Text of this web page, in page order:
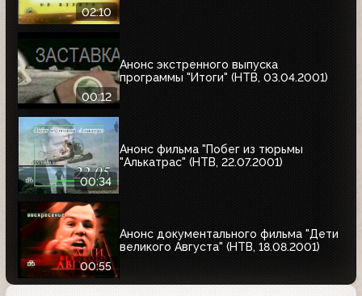
02:10
00:12
Анонс экстренного выпуска
программы "Итоги" (НТВ, 03.04.2001)
00:34
Анонс фильма "Побег из тюрьмы
"Алькатрас" (НТВ, 22.07.2001)
00:55
Анонс документального фильма "Дети
великого Августа" (НТВ, 18.08.2001)